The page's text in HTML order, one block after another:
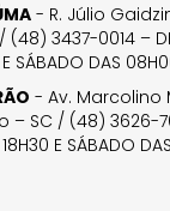
- R. Júlio
3437-0014 – DE
SÁBADO DAS
- Av. Marcolino
SC / (48) 3626-
E SÁBADO